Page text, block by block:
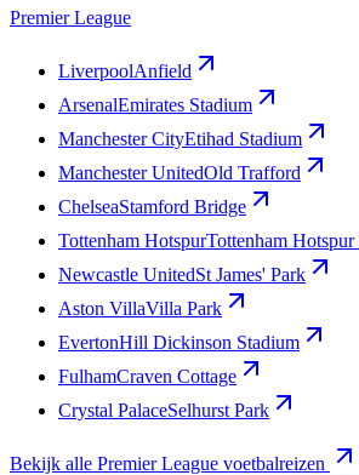
Premier League
LiverpoolAnfield
ArsenalEmirates Stadium
Manchester CityEtihad Stadium
Manchester UnitedOld Trafford
ChelseaStamford Bridge
Tottenham HotspurTottenham Hotspur
Newcastle UnitedSt James' Park
Aston VillaVilla Park
EvertonHill Dickinson Stadium
FulhamCraven Cottage
Crystal PalaceSelhurst Park
Bekijk alle Premier League voetbalreizen